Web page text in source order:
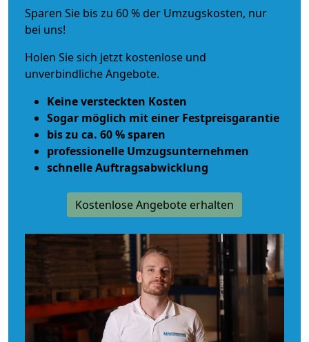
Sparen Sie bis zu 60 % der Umzugskosten, nur
bei uns!
Holen Sie sich jetzt kostenlose und
unverbindliche Angebote.
Keine versteckten Kosten
Sogar möglich mit einer Festpreisgarantie
bis zu ca. 60 % sparen
professionelle Umzugsunternehmen
schnelle Auftragsabwicklung
Kostenlose Angebote erhalten